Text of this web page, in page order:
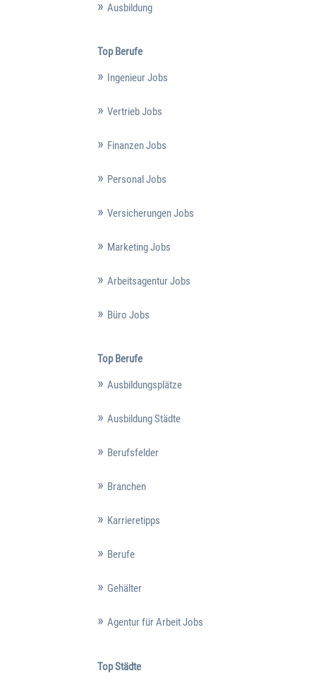
Ausbildung
Top Berufe
Ingenieur Jobs
Vertrieb Jobs
Finanzen Jobs
Personal Jobs
Versicherungen Jobs
Marketing Jobs
Arbeitsagentur Jobs
Büro Jobs
Top Berufe
Ausbildungsplätze
Ausbildung Städte
Berufsfelder
Branchen
Karrieretipps
Berufe
Gehälter
Agentur für Arbeit Jobs
Top Städte